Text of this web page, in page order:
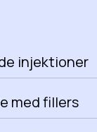
injektioner
med fillers